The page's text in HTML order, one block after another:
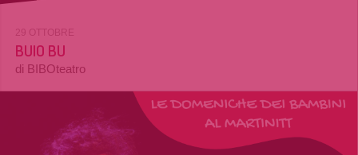
29 OTTOBRE
BUIO BU
di BIBOteatro